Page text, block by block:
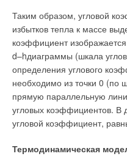
Таким образом, угловой
избытков тепла к массе
коэффициент
d–hдиаграммы (шкала
определения углового
необходимо из точки 0 (по
прямую параллельную
угловых коэффициентов. В
угловой коэффициент,
Термодинамическая